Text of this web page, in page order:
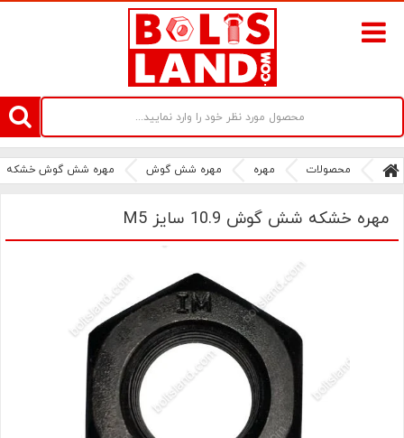
سامانه آنلاین فروش پیچ و مهره های صنعتی بولتز لند | سرزمین پیچ
محصولات مهره مهره شش گوش مهره شش گوش خشکه
مهره خشکه شش گوش 10.9 سایز M5